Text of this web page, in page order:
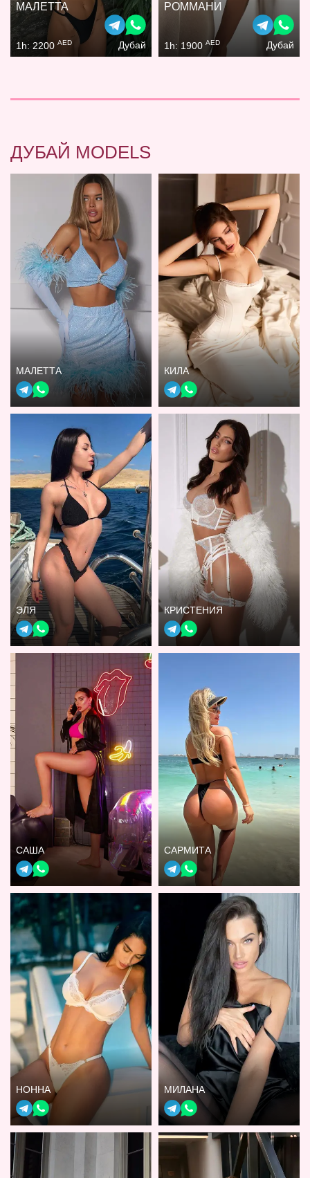
МАЛЕТТА
1h: 2200 AED Дубай
РОММАНИ
1h: 1900 AED Дубай
ДУБАЙ MODELS
МАЛЕТТА КИЛА
ЭЛЯ КРИСТЕНИЯ
САША САРМИТА
НОННА МИЛАНА